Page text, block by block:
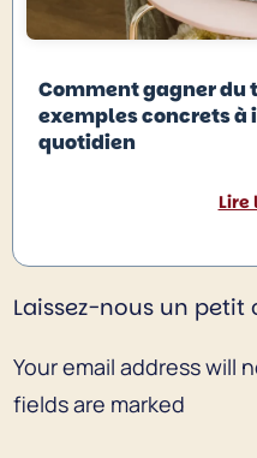
Comment gagner du
exemples concrets
quotidien
Lire
Laissez-nous un
Your email address will
fields are marked